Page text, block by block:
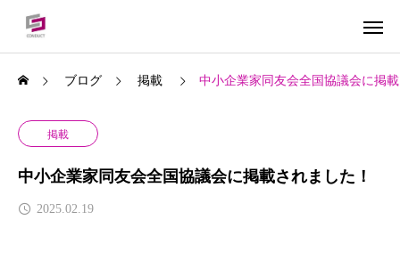
ブログ 掲載 中小企業家同友会全国協議会に掲
掲載
中小企業家同友会全国協議会に掲載されました！
2025.02.19